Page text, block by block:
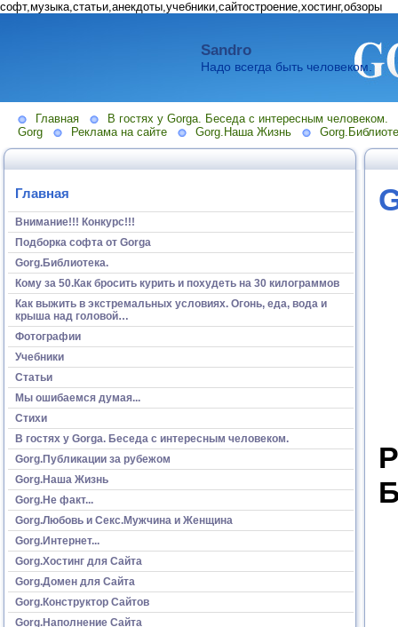
софт,музыка,статьи,анекдоты,учебники,сайтостроение,хостинг,обзоры
Sandro
Надо всегда быть человеком.
Главная
В гостях у Gorga. Беседа с интересным человеком.
Gorg
Реклама на сайте Gorg.Наша Жизнь
Главная
Внимание!!! Конкурс!!!
Подборка софта от Gorga
Gorg.Библиотека.
Кому за 50.Как бросить курить и похудеть на 30 килограммов
Как выжить в экстремальных условиях. Огонь, еда, вода и
крыша над головой…
Фотографии
Учебники
Статьи
Мы ошибаемся думая...
Стихи
В гостях у Gorga. Беседа с интересным человеком.
Gorg.Публикации за рубежом
Gorg.Наша Жизнь
Gorg.Не факт...
Gorg.Любовь и Секс.Мужчина и Женщина
Gorg.Интернет...
Gorg.Хостинг для Сайта
Gorg.Домен для Сайта
Gorg.Конструктор Сайтов
Gorg.Наполнение Сайта